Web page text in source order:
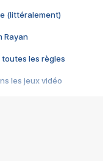
(littéralement)
Rayan
toutes les règles
les jeux vidéo